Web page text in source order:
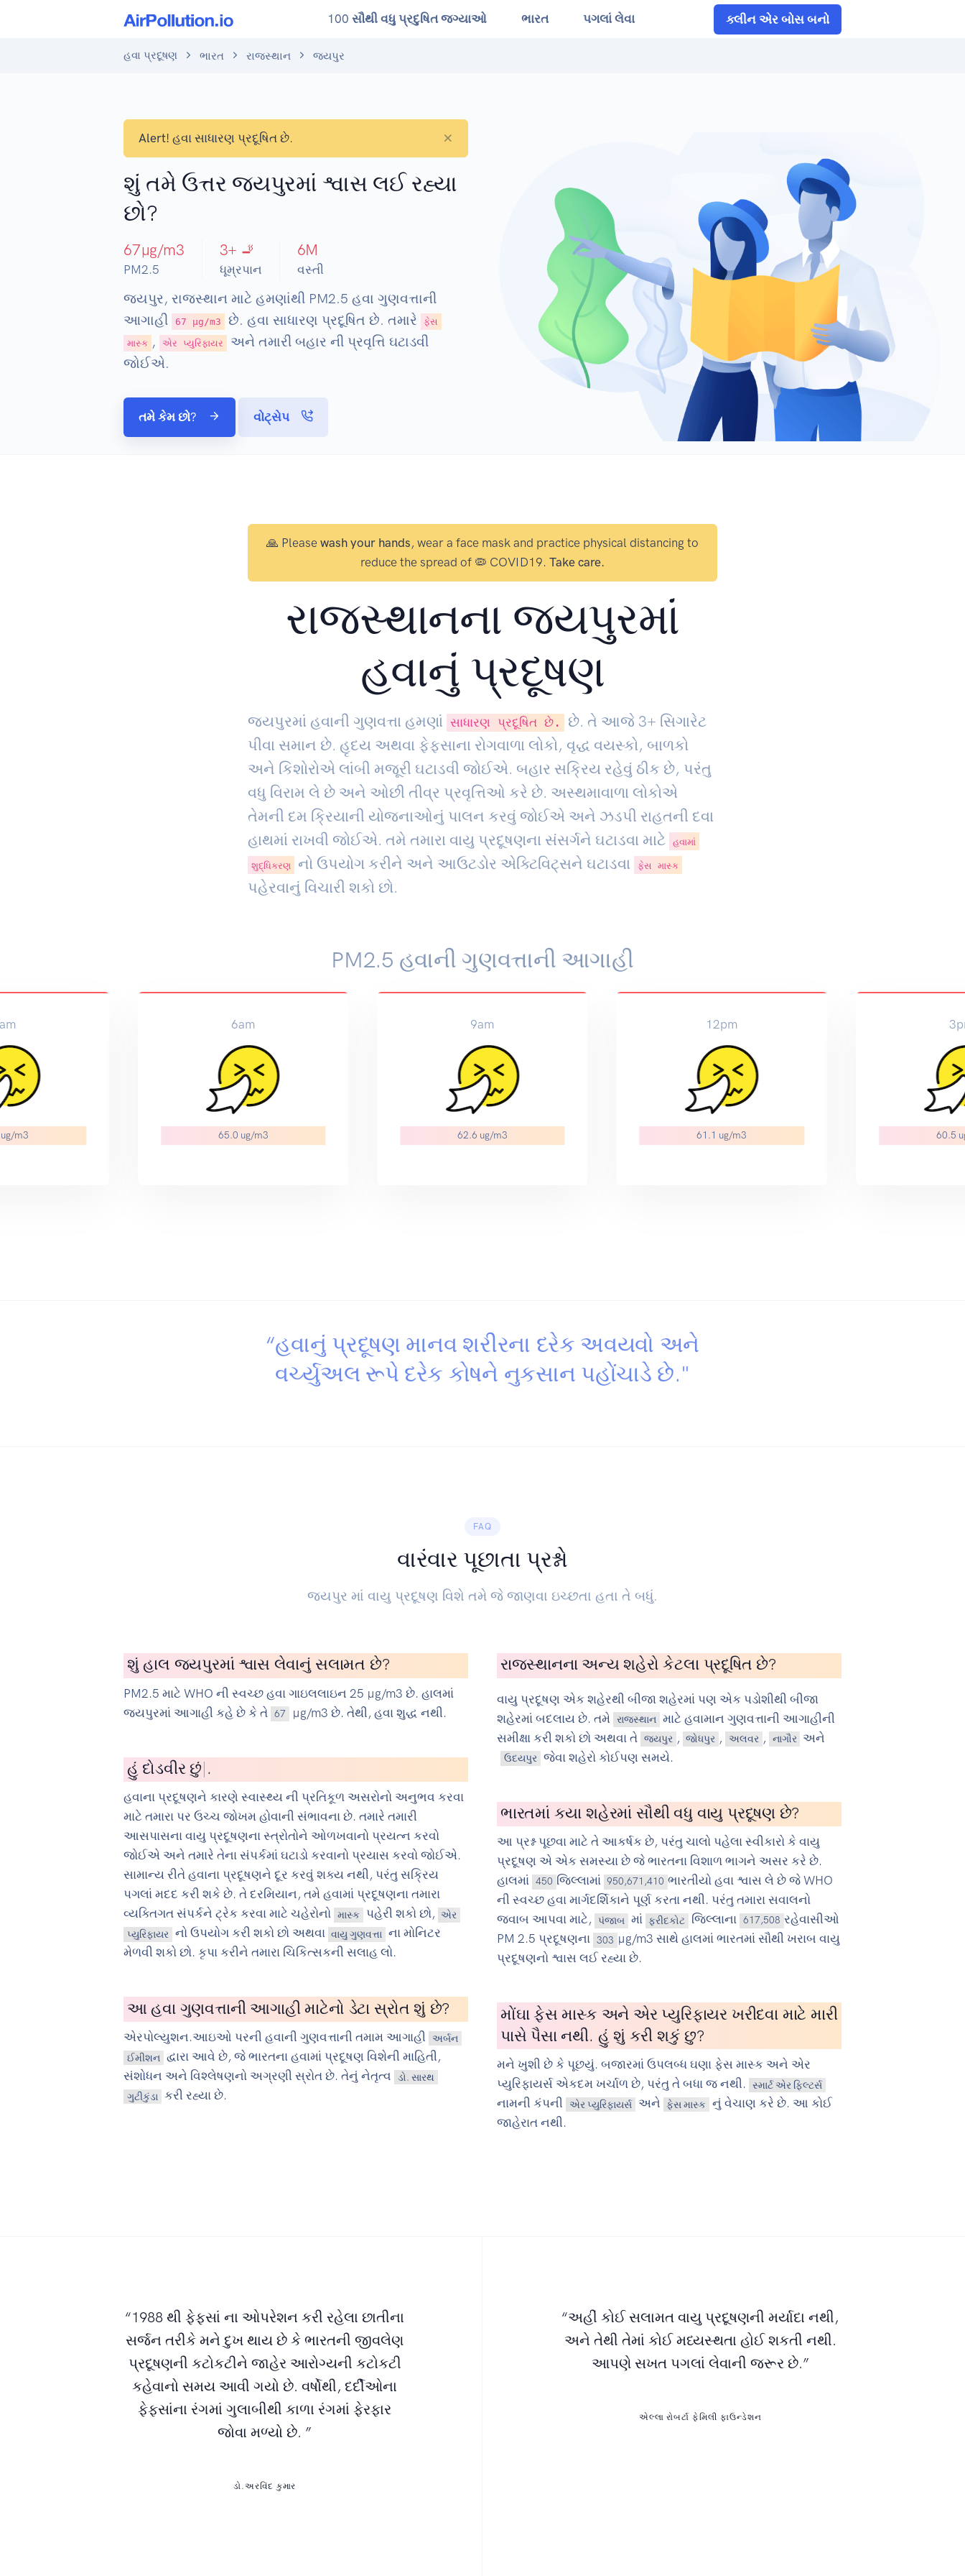
100 સૌથી વધુ પ્રદુષિત જગ્યાઓ ભારત પગલાં લેવા ક્લીન એર બોસ બનો
હવા પ્રદૂષણ ભારત રાજસ્થાન જયપુર
Alert! હવા સાધારણ પ્રદૂષિત છે. ×
શું તમે ઉત્તર જયપુરમાં શ્વાસ લઈ રહ્યા
છો?
67µg/m3
PM2.5
3+ 🚬
ધૂમ્રપાન
6M
વસ્તી
જયપુર, રાજસ્થાન માટે હમણાંથી PM2.5 હવા ગુણવત્તાની
આગાહી
67 µg/m3 છે. હવા સાધારણ પ્રદૂષિત છે. તમારે
ફેસ
માસ્ક , એર પ્યુરિફાયર
અને તમારી બહાર ની પ્રવૃત્તિ ઘટાડવી
જોઈએ.
તમે કેમ છો? વોટ્સેપ
🙏 Please wash your hands, wear a face mask and practice physical distancing to
reduce the spread of 🦠 COVID19. Take care.
રાજસ્થાનના જયપુરમાં
હવાનું પ્રદૂષણ
જયપુરમાં હવાની ગુણવત્તા હમણાં સાધારણ પ્રદૂષિત છે. છે. તે આજે 3+ સિગારેટ
પીવા સમાન છે. હૃદય અથવા ફેફસાના રોગવાળા લોકો, વૃદ્ધ વયસ્કો, બાળકો
અને કિશોરોએ લાંબી મજૂરી ઘટાડવી જોઈએ. બહાર સક્રિય રહેવું ઠીક છે, પરંતુ
વધુ વિરામ લે છે અને ઓછી તીવ્ર પ્રવૃત્તિઓ કરે છે. અસ્થમાવાળા લોકોએ
તેમની દમ ક્રિયાની યોજનાઓનું પાલન કરવું જોઈએ અને ઝડપી રાહતની દવા
હાથમાં રાખવી જોઈએ. તમે તમારા વાયુ પ્રદૂષણના સંસર્ગને ઘટાડવા માટે
હવામાં
શુદ્ધિકરણ નો ઉપયોગ કરીને અને આઉટડોર એક્ટિવિટ્સને ઘટાડવા ફેસ માસ્ક
પહેરવાનું વિચારી શકો છો.
PM2.5 હવાની ગુણવત્તાની આગાહી
m3
6am
65.0 ug/m3
9am
62.6 ug/m3
12pm
61.1 ug/m3 60.5
“હવાનું પ્રદૂષણ માનવ શરીરના દરેક અવયવો અને
વર્ચ્યુઅલ રૂપે દરેક કોષને નુકસાન પહોંચાડે છે."
FAQ
વારંવાર પૂછાતા પ્રશ્નો
જયપુર માં વાયુ પ્રદૂષણ વિશે તમે જે જાણવા ઇચ્છતા હતા તે બધું.
શું હાલ જયપુરમાં શ્વાસ લેવાનું સલામત છે?
PM2.5 માટે WHO ની સ્વચ્છ હવા ગાઇલલાઇન 25 µg/m3 છે. હાલમાં
જયપુરમાં આગાહી કહે છે કે તે 67 µg/m3 છે. તેથી, હવા શુદ્ધ નથી.
હું સાયકલ|.
હવાના પ્રદૂષણને કારણે સ્વાસ્થ્ય ની પ્રતિકૂળ અસરોનો અનુભવ કરવા
માટે તમારા પર ઉચ્ચ જોખમ હોવાની સંભાવના છે. તમારે તમારી
આસપાસના વાયુ પ્રદૂષણના સ્ત્રોતોને ઓળખવાનો પ્રયત્ન કરવો
જોઈએ અને તમારે તેના સંપર્કમાં ઘટાડો કરવાનો પ્રયાસ કરવો જોઈએ.
સામાન્ય રીતે હવાના પ્રદૂષણને દૂર કરવું શક્ય નથી, પરંતુ સક્રિય
પગલાં મદદ કરી શકે છે. તે દરમિયાન, તમે હવામાં પ્રદૂષણના તમારા
વ્યક્તિગત સંપર્કને ટ્રેક કરવા માટે ચહેરોનો માસ્ક પહેરી શકો છો,
એર
પ્યુરિફાયર
નો ઉપયોગ કરી શકો છો અથવા વાયુ ગુણવત્તા
ના મોનિટર
મેળવી શકો છો. કૃપા કરીને તમારા ચિકિત્સકની સલાહ લો.
આ હવા ગુણવત્તાની આગાહી માટેનો ડેટા સ્રોત શું છે?
એરપોલ્યુશન.આઇઓ પરની હવાની ગુણવત્તાની તમામ આગાહી
અર્બન
ઈમીશન
દ્વારા આવે છે, જે ભારતના હવામાં પ્રદૂષણ વિશેની માહિતી,
સંશોધન અને વિશ્લેષણનો અગ્રણી સ્રોત છે. તેનું નેતૃત્વ
ડો. સારથ
ગુટીકુંડા
કરી રહ્યા છે.
રાજસ્થાનના અન્ય શહેરો કેટલા પ્રદૂષિત છે?
વાયુ પ્રદૂષણ એક શહેરથી બીજા શહેરમાં પણ એક પડોશીથી બીજા
શહેરમાં બદલાય છે. તમે રાજસ્થાન
માટે હવામાન ગુણવત્તાની આગાહીની
સમીક્ષા કરી શકો છો અથવા તે જયપુર , જોધપુર , અલવર , નાગૌર અને
ઉદયપુર જેવા શહેરો કોઈપણ સમયે.
ભારતમાં કયા શહેરમાં સૌથી વધુ વાયુ પ્રદૂષણ છે?
આ પ્રશ્ન પૂછવા માટે તે આકર્ષક છે, પરંતુ ચાલો પહેલા સ્વીકારો કે વાયુ
પ્રદૂષણ એ એક સમસ્યા છે જે ભારતના વિશાળ ભાગને અસર કરે છે.
હાલમાં 450 જિલ્લામાં 950,671,410 ભારતીયો હવા શ્વાસ લે છે જે WHO
ની સ્વચ્છ હવા માર્ગદર્શિકાને પૂર્ણ કરતા નથી. પરંતુ તમારા સવાલનો
જવાબ આપવા માટે,
પંજાબ માં ફરીદકોટ જિલ્લાના 617,508 રહેવાસીઓ
PM 2.5 પ્રદૂષણના 303 µg/m3 સાથે હાલમાં ભારતમાં સૌથી ખરાબ વાયુ
પ્રદૂષણનો શ્વાસ લઈ રહ્યા છે.
મોંઘા ફેસ માસ્ક અને એર પ્યુરિફાયર ખરીદવા માટે મારી
પાસે પૈસા નથી. હું શું કરી શકું છુ?
મને ખુશી છે કે પૂછયું. બજારમાં ઉપલબ્ધ ઘણા ફેસ માસ્ક અને એર
પ્યુરિફાયર્સ એકદમ ખર્ચાળ છે, પરંતુ તે બધા જ નથી.
સ્માર્ટ એર ફિલ્ટર્સ
નામની કંપની એર પ્યુરિફાયર્સ અને ફેસ માસ્ક નું વેચાણ કરે છે. આ કોઈ
જાહેરાત નથી.
“1988 થી ફેફસાં ના ઓપરેશન કરી રહેલા છાતીના
સર્જન તરીકે મને દુખ થાય છે કે ભારતની જીવલેણ
પ્રદૂષણની કટોકટીને જાહેર આરોગ્યની કટોકટી
કહેવાનો સમય આવી ગયો છે. વર્ષોથી, દર્દીઓના
ફેફસાંના રંગમાં ગુલાબીથી કાળા રંગમાં ફેરફાર
જોવા મળ્યો છે. ”
ડો.અરવિંદ કુમાર
“અહીં કોઈ સલામત વાયુ પ્રદૂષણની મર્યાદા નથી,
અને તેથી તેમાં કોઈ મધ્યસ્થતા હોઈ શકતી નથી.
આપણે સખત પગલાં લેવાની જરૂર છે.”
એલ્લા રોબર્ટા ફેમિલી ફાઉન્ડેશન